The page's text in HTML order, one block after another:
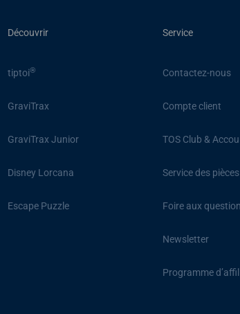
Découvrir
tiptoi®
GraviTrax
GraviTrax Junior
Disney Lorcana
Escape Puzzle
Service
Contactez-nous
Compte client
TOS Club &
Service des
Foire aux
Newsletter
Programme